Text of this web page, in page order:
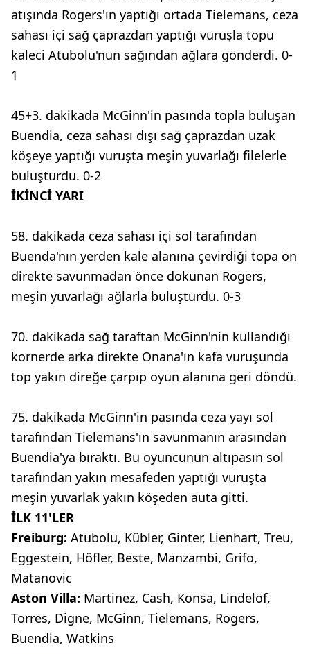
atışında Rogers'ın yaptığı ortada Tielemans, ceza
sahası içi sağ çaprazdan yaptığı vuruşla topu
kaleci Atubolu'nun sağından ağlara gönderdi. 0-
1
45+3. dakikada McGinn'in pasında topla buluşan
Buendia, ceza sahası dışı sağ çaprazdan uzak
köşeye yaptığı vuruşta meşin yuvarlağı filelerle
buluşturdu. 0-2
İKİNCİ YARI
58. dakikada ceza sahası içi sol tarafından
Buenda'nın yerden kale alanına çevirdiği topa ön
direkte savunmadan önce dokunan Rogers,
meşin yuvarlağı ağlarla buluşturdu. 0-3
70. dakikada sağ taraftan McGinn'nin kullandığı
kornerde arka direkte Onana'ın kafa vuruşunda
top yakın direğe çarpıp oyun alanına geri döndü.
75. dakikada McGinn'in pasında ceza yayı sol
tarafından Tielemans'ın savunmanın arasından
Buendia'ya bıraktı. Bu oyuncunun altıpasın sol
tarafından yakın mesafeden yaptığı vuruşta
meşin yuvarlak yakın köşeden auta gitti.
İLK 11'LER
Freiburg: Atubolu, Kübler, Ginter, Lienhart, Treu,
Eggestein, Höfler, Beste, Manzambi, Grifo,
Matanovic
Aston Villa: Martinez, Cash, Konsa, Lindelöf,
Torres, Digne, McGinn, Tielemans, Rogers,
Buendia, Watkins